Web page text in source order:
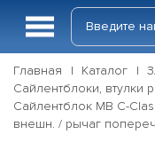
Главная Каталог
Сайлентблоки, втулки
Сайлентблок MB C-
внешн. / рычаг